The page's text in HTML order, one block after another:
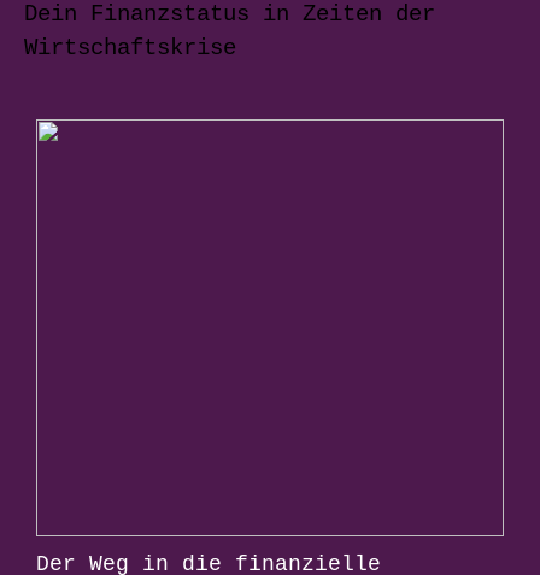
Dein Finanzstatus in Zeiten der
Wirtschaftskrise
Der Weg in die finanzielle